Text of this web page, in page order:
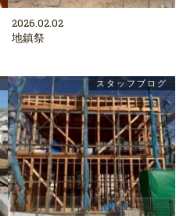
2026.02.02
地鎮祭
スタッフブログ